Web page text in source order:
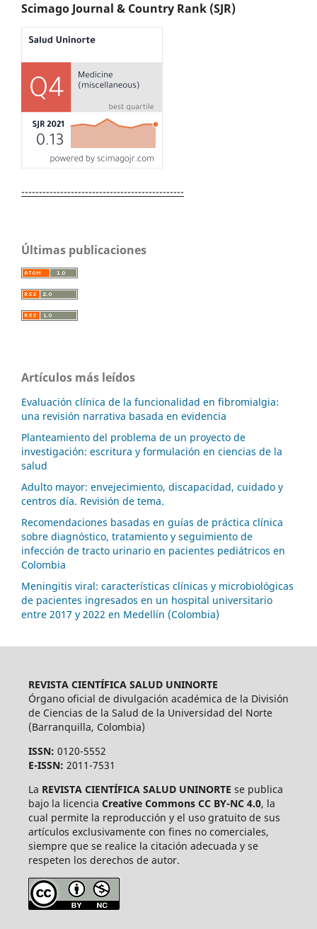
Scimago Journal & Country Rank (SJR)
----------------------------------------------
Últimas publicaciones
Artículos más leídos
Evaluación clínica de la funcionalidad en fibromialgia:
una revisión narrativa basada en evidencia
Planteamiento del problema de un proyecto de
investigación: escritura y formulación en ciencias de la
salud
Adulto mayor: envejecimiento, discapacidad, cuidado y
centros día. Revisión de tema.
Recomendaciones basadas en guías de práctica clínica
sobre diagnóstico, tratamiento y seguimiento de
infección de tracto urinario en pacientes pediátricos en
Colombia
Meningitis viral: características clínicas y microbiológicas
de pacientes ingresados en un hospital universitario
entre 2017 y 2022 en Medellín (Colombia)
REVISTA CIENTÍFICA SALUD UNINORTE
Órgano oficial de divulgación académica de la División
de Ciencias de la Salud de la Universidad del Norte
(Barranquilla, Colombia)
ISSN: 0120-5552
E-ISSN: 2011-7531
La REVISTA CIENTÍFICA SALUD UNINORTE se publica
bajo la licencia Creative Commons CC BY-NC 4.0, la
cual permite la reproducción y el uso gratuito de sus
artículos exclusivamente con fines no comerciales,
siempre que se realice la citación adecuada y se
respeten los derechos de autor.